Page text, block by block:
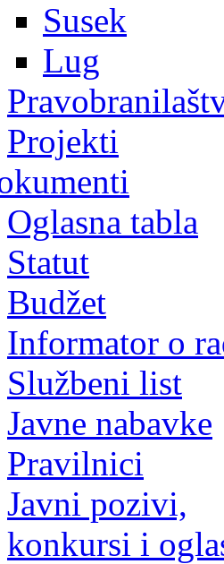
Susek
Lug
Projekti
Oglasna tabla
Statut
Budžet
Informator o
Službeni list
Javne nabavke
Pravilnici
Javni pozivi,
konkursi i